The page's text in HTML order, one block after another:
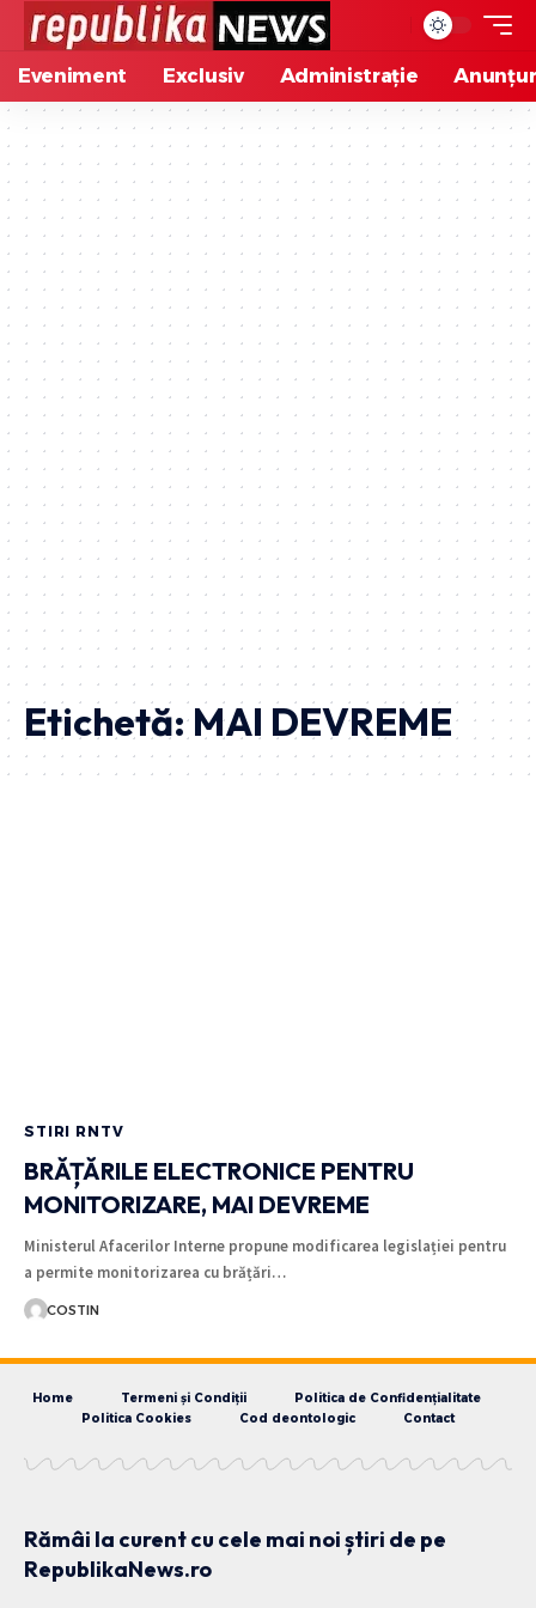
Eveniment Exclusiv Administrație
Etichetă:MAI DEVREME
STIRI RNTV
BRĂȚĂRILE ELECTRONICE PENTRU
MONITORIZARE, MAI DEVREME
Ministerul Afacerilor Interne propune modificarea legislației pentru
a permite monitorizarea cu brățări…
COSTIN
Home Termeni și Condiții
Politica de Confidențialitate
Politica Cookies
Cod deontologic Contact
Rămâi la curent cu cele mai noi știri de pe
RepublikaNews.ro